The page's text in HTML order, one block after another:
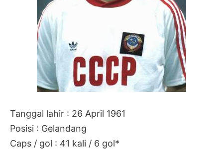
Tanggal lahir : 26 April 1961
Posisi : Gelandang
Caps / gol : 41 kali / 6 gol*